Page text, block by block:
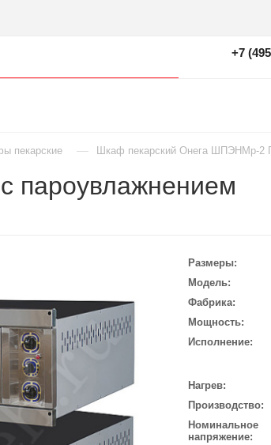
+7
пекарские — Шкаф пекарский Онега ШПЭНМр-2
Размеры
Модель
Фабрика
Мощность
Исполнение
Нагрев
Производство
Номинальное
напряжение